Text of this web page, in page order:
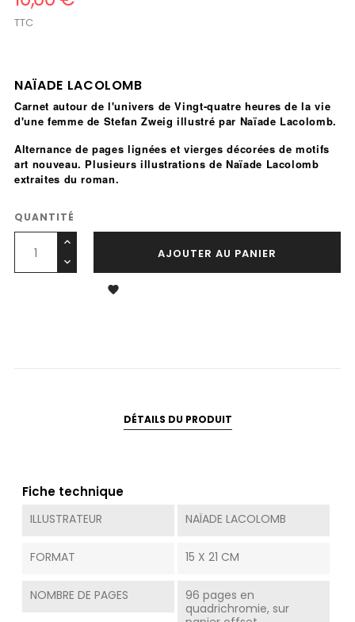
TTC
NAÏADE LACOLOMB
Carnet autour de l'univers de Vingt-quatre heures de la vie
d'une femme de Stefan Zweig illustré par Naïade Lacolomb.
Alternance de pages lignées et vierges décorées de motifs
art nouveau. Plusieurs illustrations de Naïade Lacolomb
extraites du roman.
QUANTITÉ
AJOUTER AU PANIER

DÉTAILS DU PRODUIT
Fiche technique
ILLUSTRATEUR NAÏADE LACOLOMB
FORMAT 15 X 21 CM
NOMBRE DE PAGES
96 pages en
quadrichromie, sur